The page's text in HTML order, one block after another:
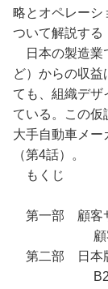
略とオペレーシ
ついて解説する
日本の製造業
ど）からの収
ても、組織デザ
ている。この仮
大手自動車メー
（第4話）。
もくじ
第一部 顧客
顧客満足
第二部 日本
B2B企業に